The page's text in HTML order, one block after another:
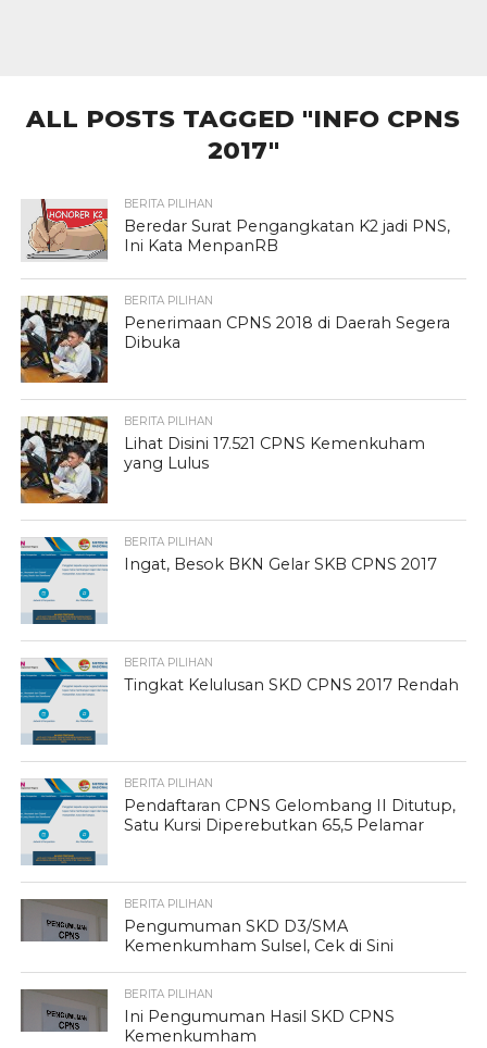
ALL POSTS TAGGED "INFO CPNS
2017"
BERITA PILIHAN
Beredar Surat Pengangkatan K2 jadi PNS,
Ini Kata MenpanRB
BERITA PILIHAN
Penerimaan CPNS 2018 di Daerah Segera
Dibuka
BERITA PILIHAN
Lihat Disini 17.521 CPNS Kemenkuham
yang Lulus
BERITA PILIHAN
Ingat, Besok BKN Gelar SKB CPNS 2017
BERITA PILIHAN
Tingkat Kelulusan SKD CPNS 2017 Rendah
BERITA PILIHAN
Pendaftaran CPNS Gelombang II Ditutup,
Satu Kursi Diperebutkan 65,5 Pelamar
BERITA PILIHAN
Pengumuman SKD D3/SMA
Kemenkumham Sulsel, Cek di Sini
BERITA PILIHAN
Ini Pengumuman Hasil SKD CPNS
Kemenkumham